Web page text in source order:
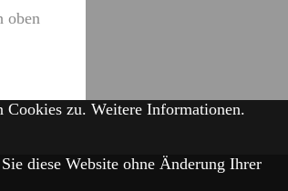
oben
Cookies zu. Weitere Informationen.
diese Website ohne Änderung Ihrer